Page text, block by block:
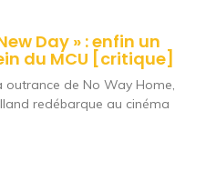
Day » : enfin un
du MCU [critique]
outrance de No Way Home,
redébarque au cinéma